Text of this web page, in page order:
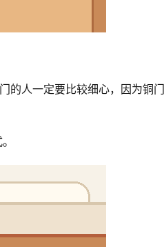
的人一定要比较细心，因为铜门